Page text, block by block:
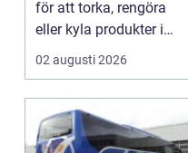
för att torka, rengöra
eller kyla produkter i
rörelse. Te...
02 augusti 2026